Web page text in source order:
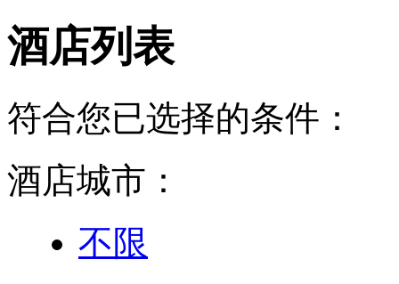
酒店列表
符合您已选择的条件：
酒店城市：
不限